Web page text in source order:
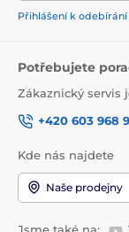
Přihlášení k
Potřebujete
Zákaznický servis
+420 603 968
Kde nás najdete
Naše prodejny